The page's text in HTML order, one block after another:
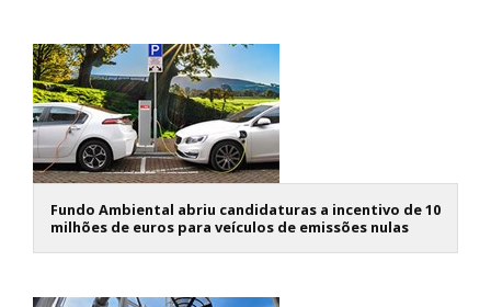
Fundo Ambiental abriu candidaturas a incentivo de 10
milhões de euros para veículos de emissões nulas